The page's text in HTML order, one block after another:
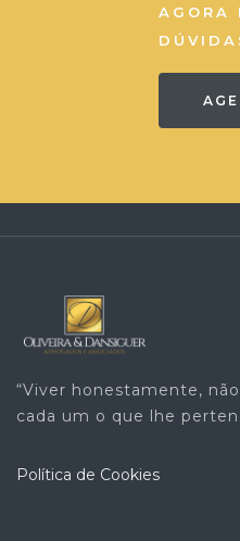
AGORA
“Viver honestamente,
cada um o que lhe
Política de Cookies